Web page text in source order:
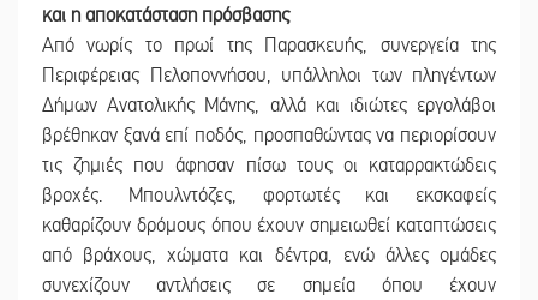
και η αποκατάσταση πρόσβασης
Από νωρίς το πρωί της Παρασκευής, συνεργεία της
Περιφέρειας Πελοποννήσου, υπάλληλοι των πληγέντων
Δήμων Ανατολικής Μάνης, αλλά και ιδιώτες εργολάβοι
βρέθηκαν ξανά επί ποδός, προσπαθώντας να περιορίσουν
τις ζημιές που άφησαν πίσω τους οι καταρρακτώδεις
βροχές. Μπουλντόζες, φορτωτές και εκσκαφείς
καθαρίζουν δρόμους όπου έχουν σημειωθεί καταπτώσεις
από βράχους, χώματα και δέντρα, ενώ άλλες ομάδες
συνεχίζουν αντλήσεις σε σημεία όπου έχουν